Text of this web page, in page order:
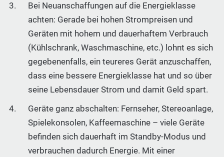
Bei Neuanschaffungen auf die Energieklasse
achten: Gerade bei hohen Strompreisen und
Geräten mit hohem und dauerhaftem Verbrauch
(Kühlschrank, Waschmaschine, etc.) lohnt es sich
gegebenenfalls, ein teureres Gerät anzuschaffen,
dass eine bessere Energieklasse hat und so über
seine Lebensdauer Strom und damit Geld spart.
Geräte ganz abschalten: Fernseher, Stereoanlage,
Spielekonsolen, Kaffeemaschine – viele Geräte
befinden sich dauerhaft im Standby-Modus und
verbrauchen dadurch Energie. Mit einer